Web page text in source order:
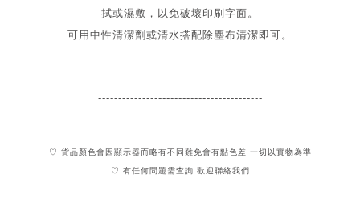
拭或濕敷，以免破壞印刷字面。
可用中性清潔劑或清水搭配除塵布清潔即可。
-----------------------------------------
♡ 貨品顏色會因顯示器而略有不同難免會有點色差 一切以實物為準
♡ 有任何問題需查詢 歡迎聯絡我們